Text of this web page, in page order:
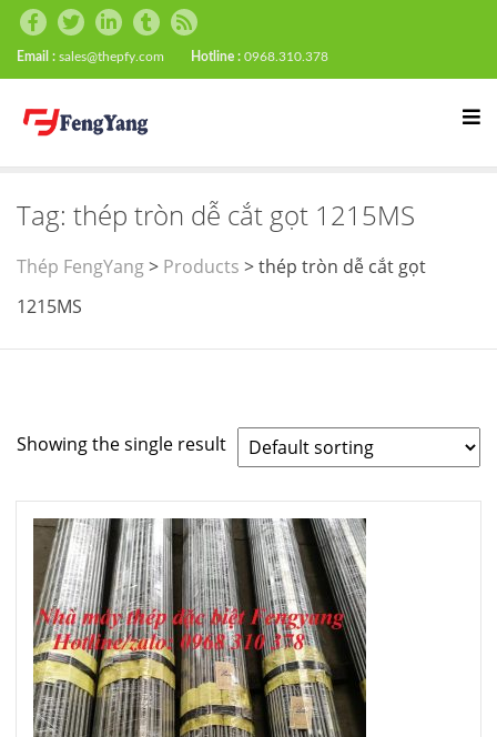
Email : sales@thepfy.com Hotline : 0968.310.378
Tag: thép tròn dễ cắt gọt 1215MS
Thép FengYang> Products >thép tròn dễ cắt gọt
1215MS
Showing the single result